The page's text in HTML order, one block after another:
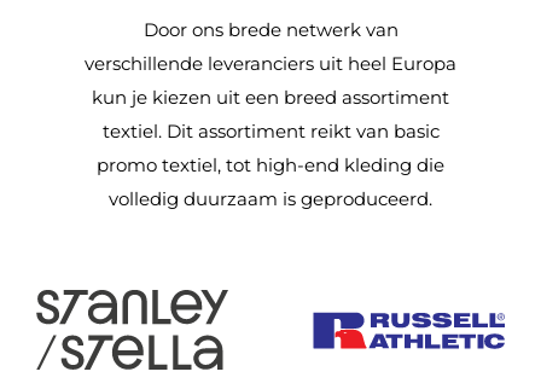
Door ons brede netwerk van
verschillende leveranciers uit heel Europa
kun je kiezen uit een breed assortiment
textiel. Dit assortiment reikt van basic
promo textiel, tot high-end kleding die
volledig duurzaam is geproduceerd.